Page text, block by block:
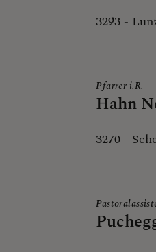
unsere
3293 -
Pfarrer i.R.
Hahn
3270 -